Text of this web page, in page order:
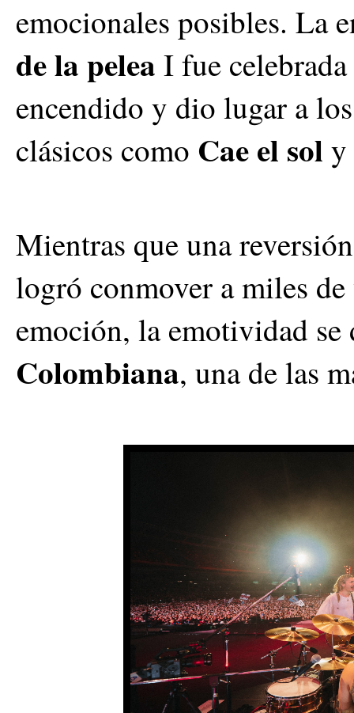
emocionales posibles. La
de la pelea I fue
encendido y dio lugar a
clásicos como Cae el sol y
Mientras que una
logró conmover a miles
emoción, la emotividad se
Colombiana, una de las